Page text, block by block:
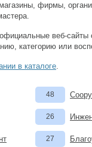
фирмы,
веб-сайты
категорию или
в каталоге.
48
26
27